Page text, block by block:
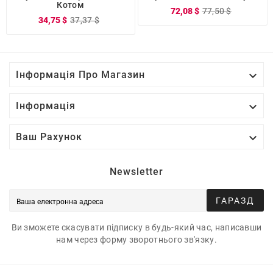
Котом
34,75 $ 37,37 $
72,08 $ 77,50 $
Інформація Про Магазин 
Інформація 
Ваш Рахунок 
Newsletter
ГАРАЗД
Ви зможете скасувати підписку в будь-який час, написавши
нам через форму зворотнього зв'язку.